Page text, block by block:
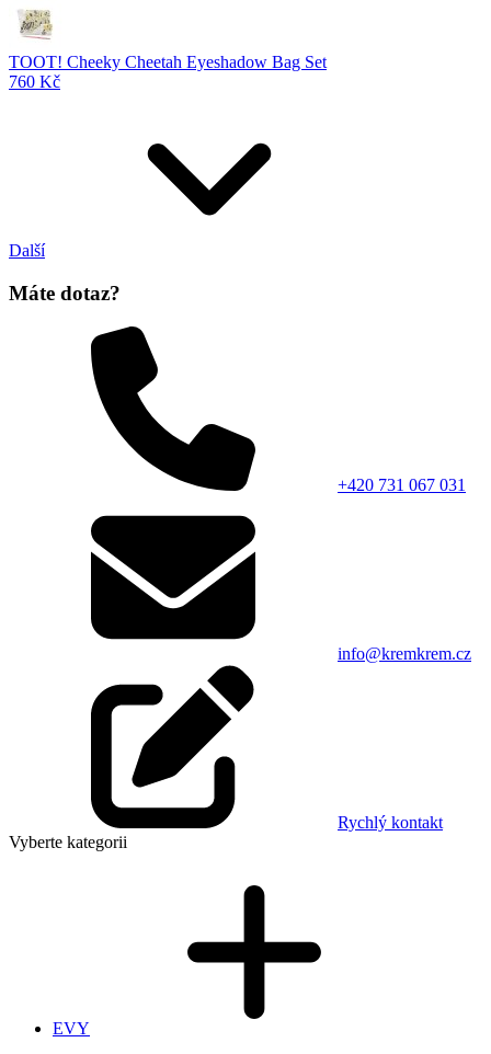
TOOT! Cheeky Cheetah Eyeshadow Bag Set
760 Kč
Další
Máte dotaz?
+420 731 067 031
info@kremkrem.cz
Rychlý kontakt
Vyberte kategorii
EVY